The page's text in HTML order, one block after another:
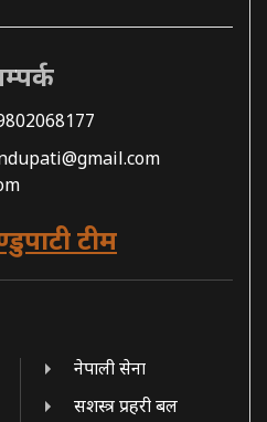
टीम
नेपाली सेना
सशस्त्र प्रहरी बल